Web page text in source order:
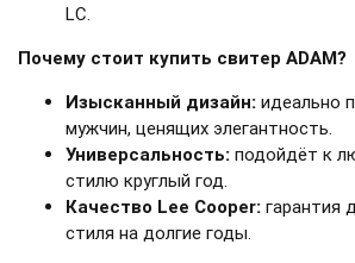
LC.
Почему стоит купить свитер ADAM?
Изысканный дизайн: идеально
мужчин, ценящих элегантность.
Универсальность: подойдёт к
стилю круглый год.
Качество Lee Cooper: гарантия
стиля на долгие годы.